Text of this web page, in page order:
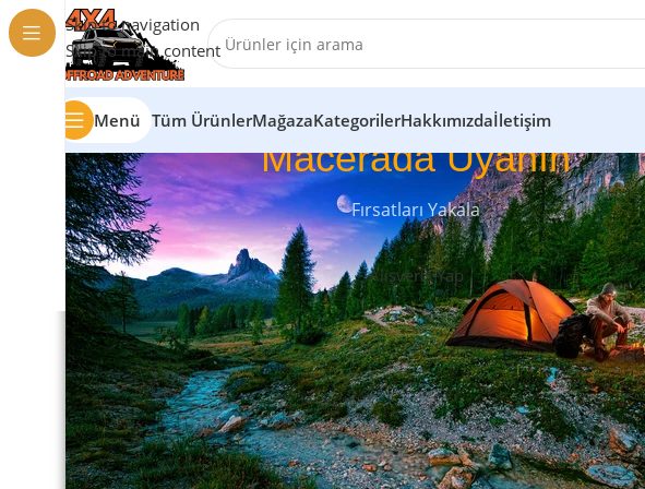
Skip to navigation
Skip to main content
Menü Tüm ÜrünlerMağazaKategorilerHakkımızdaİletişim
Macerada Uyanın
Fırsatları Yakala
Alışveriş Yap